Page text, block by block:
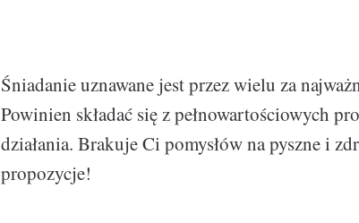
Śniadanie uznawane jest przez wielu za
Powinien składać się z pełnowartościowych
działania. Brakuje Ci pomysłów na pyszne i
propozycje!